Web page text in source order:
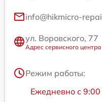
info@hikmicro-
ул. Воровского, 77
Адрес сервисного
Режим работы:
Ежедневно с